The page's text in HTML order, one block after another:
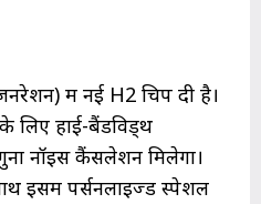
में नई H2 चिप दी है।
लिए हाई-बैंडविड्थ
नॉइस कैंसलेशन मिलेगा।
इसमें पर्सनलाइज्ड स्पेशल